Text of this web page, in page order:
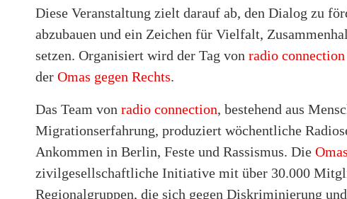
Diese Veranstaltung zielt darauf ab, den Dialog zu
abzubauen und ein Zeichen für Vielfalt,
setzen. Organisiert wird der Tag von radio connection
der Omas gegen Rechts.
Das Team von radio connection, bestehend aus
Migrationserfahrung, produziert wöchentliche
Ankommen in Berlin, Feste und Rassismus. Die
zivilgesellschaftliche Initiative mit über 30.000
Regionalgruppen, die sich gegen Diskriminierung